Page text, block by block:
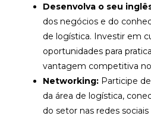
Desenvolva o seu
dos negócios e do
de logística. Investir em
oportunidades para
vantagem competitiva
Networking: Participe
da área de logística,
do setor nas redes